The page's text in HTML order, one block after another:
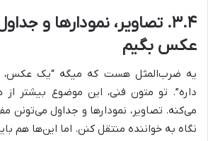
۳.۴. تصاویر، نمودارها و
عکس بگیم
یه ضرب‌المثل هست که میگه “یک عکس،
داره”. تو متون فنی، این موضوع بیشتر
می‌کنه. تصاویر، نمودارها و جداول می‌تونن
نگاه به خواننده منتقل کنن. اما این‌ها هم